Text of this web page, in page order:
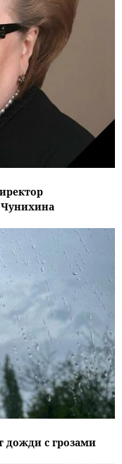
дожди с грозами